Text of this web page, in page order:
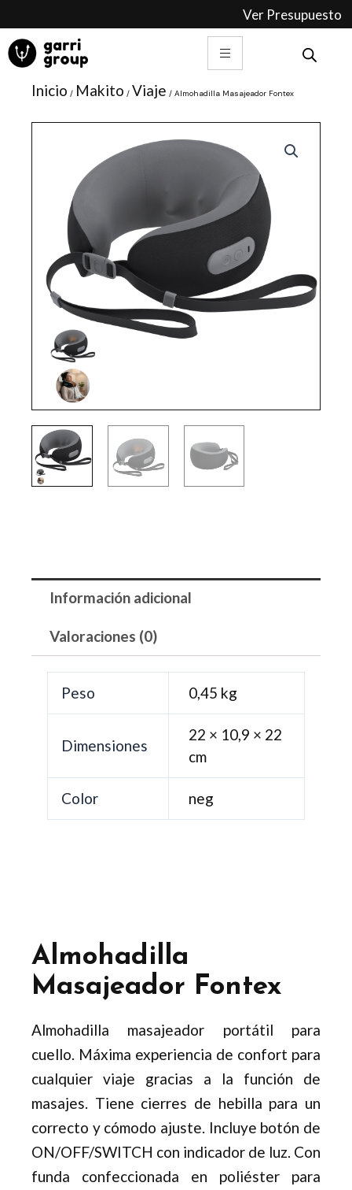
contenido
Ver Presupuesto
Inicio / Makito / Viaje / Almohadilla Masajeador Fontex
Información adicional
Valoraciones (0)
Peso 0,45 kg
Dimensiones
22 × 10,9 × 22
cm
Color neg
Almohadilla
Masajeador Fontex
Almohadilla masajeador portátil para
cuello. Máxima experiencia de confort para
cualquier viaje gracias a la función de
masajes. Tiene cierres de hebilla para un
correcto y cómodo ajuste. Incluye botón de
ON/OFF/SWITCH con indicador de luz. Con
funda confeccionada en poliéster para